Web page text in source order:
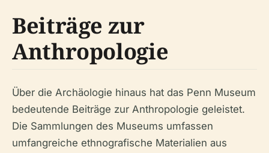
Beiträge zur
Anthropologie
Über die Archäologie hinaus hat das Penn Museum
bedeutende Beiträge zur Anthropologie geleistet.
Die Sammlungen des Museums umfassen
umfangreiche ethnografische Materialien aus